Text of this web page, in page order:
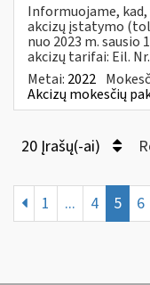
Informuojame,
akcizų įstatymo
nuo 2023 m.
akcizų tarifai: Eil.
Metai: 2022
Akcizų mokesčių
20 Įrašų(-ai)
1 ... 4 5 6